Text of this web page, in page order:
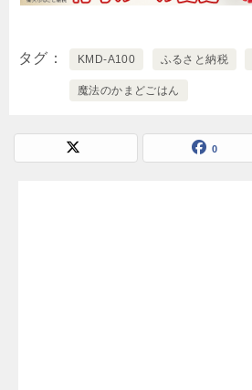
タグ KMD-A100 ふるさと納税
魔法のかまどごはん
0